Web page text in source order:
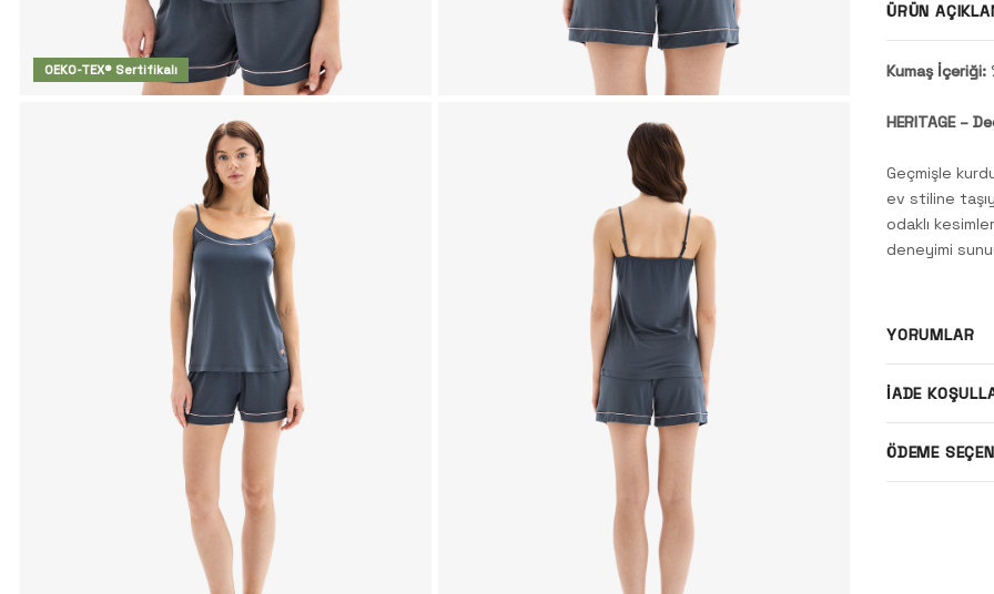
OEKO-TEX® Sertifikalı
ÜRÜN
Kumaş İçeriği:
HERITAGE –
Geçmişle
ev stiline
odaklı
deneyimi
YORUMLAR
İADE
ÖDEME